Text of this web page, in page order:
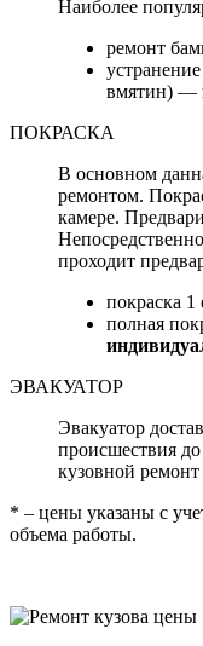
Наиболее
ремонт
вмятин) —
ПОКРАСКА
В основном
ремонтом.
камере.
проходит
покраска
полная
ЭВАКУАТОР
Эвакуатор
происшествия
кузовной ремонт
* – цены указаны с
объема работы.